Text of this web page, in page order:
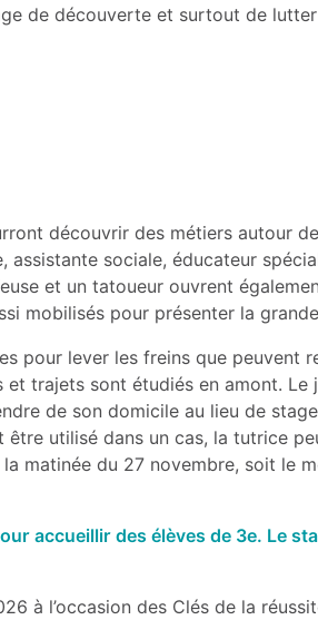
de découverte et surtout de
découvrir des métiers autour
sociale, éducateur
et un tatoueur ouvrent
mobilisés pour présenter la
pour lever les freins que peuvent
et trajets sont étudiés en amont.
de son domicile au lieu de
utilisé dans un cas, la tutrice
matinée du 27 novembre, soit le
accueillir des élèves de 3e. Le
à l’occasion des Clés de la